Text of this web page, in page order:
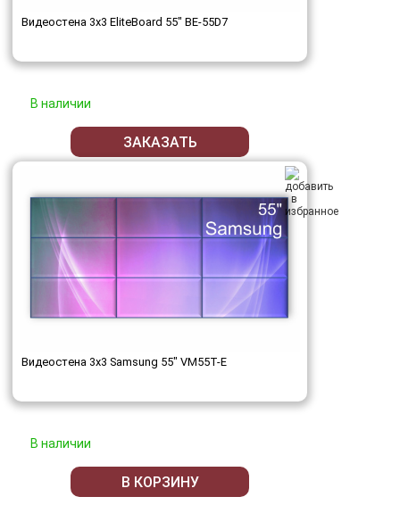
Видеостена 3x3 EliteBoard 55" BE-55D7
В наличии
ЗАКАЗАТЬ
Видеостена 3x3 Samsung 55" VM55T-E
В наличии
В КОРЗИНУ